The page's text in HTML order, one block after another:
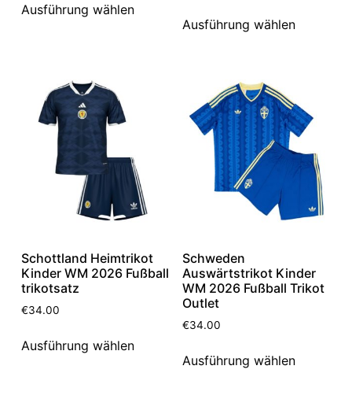
Ausführung wählen
Ausführung wählen
Schottland Heimtrikot
Kinder WM 2026 Fußball
trikotsatz
€34.00
Ausführung wählen
Schweden
Auswärtstrikot Kinder
WM 2026 Fußball Trikot
Outlet
€34.00
Ausführung wählen